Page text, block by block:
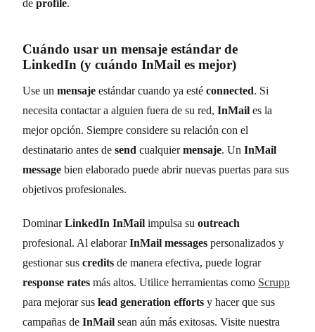
de profile.
Cuándo usar un mensaje estándar de
LinkedIn (y cuándo InMail es mejor)
Use un mensaje estándar cuando ya esté connected. Si
necesita contactar a alguien fuera de su red, InMail es la
mejor opción. Siempre considere su relación con el
destinatario antes de send cualquiermensaje. Un InMail
message bien elaborado puede abrir nuevas puertas para sus
objetivos profesionales.
DominarLinkedIn InMail impulsa su outreach
profesional. Al elaborarInMail messages personalizados y
gestionar sus credits de manera efectiva, puede lograr
response rates más altos. Utilice herramientas como Scrupp
para mejorar sus lead generation efforts y hacer que sus
campañas de InMail sean aún más exitosas. Visite nuestra